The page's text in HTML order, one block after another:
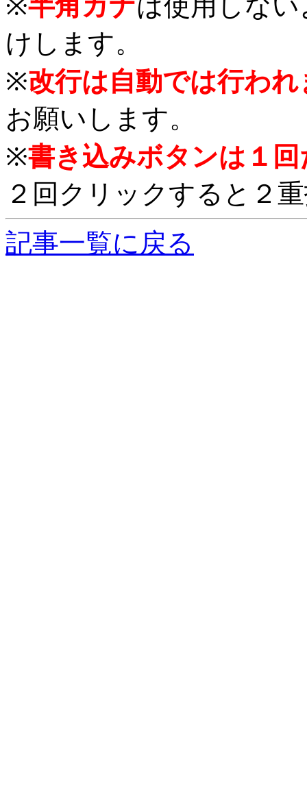
けします。
※改行は自動では行わ
お願いします。
※書き込みボタンは１
２回クリックすると２
記事一覧に戻る